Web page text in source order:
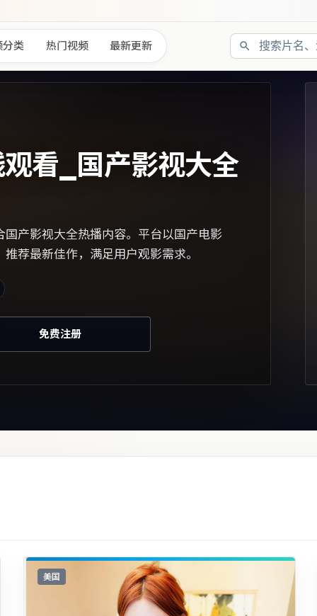
分类 热门视频 最新更新
看_国产影视大全
产影视大全热播内容。平台以国产电影
荐最新佳作，满足用户观影需求。
免费注册
美国